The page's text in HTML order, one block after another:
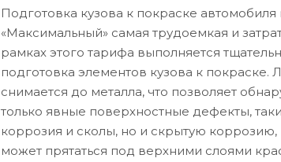
Подготовка кузова к покраске
«Максимальный» самая трудоемкая и
рамках этого тарифа выполняется
подготовка элементов кузова к покраске.
снимается до металла, что позволяет
только явные поверхностные дефекты,
коррозия и сколы, но и скрытую коррозию,
может прятаться под верхними слоями